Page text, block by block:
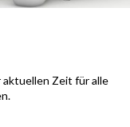
Zeit für alle